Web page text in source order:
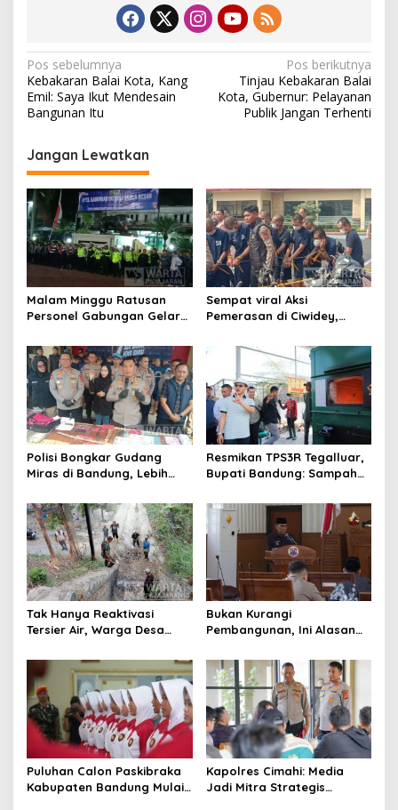
N
a
v
i
g
a
s
i
p
o
s
Pos sebelumnya
Kebakaran Balai Kota, Kang
Emil: Saya Ikut Mendesain
Bangunan Itu
Pos berikutnya
Tinjau Kebakaran Balai
Kota, Gubernur: Pelayanan
Publik Jangan Terhenti
Jangan Lewatkan
Malam Minggu Ratusan
Personel Gabungan Gelar
Besar Kabupaten Bandung
Sempat viral Aksi
Pemerasan di Ciwidey,
Pelaku
Polisi Bongkar Gudang
Miras di Bandung, Lebih
Resmikan TPS3R Tegalluar,
Bupati Bandung: Sampah
Pemerintah
Tak Hanya Reaktivasi
Tersier Air, Warga Desa
Alternatif di Padalarang
Bukan Kurangi
Pembangunan, Ini Alasan
Pengurangan Belanja
Daerah
Puluhan Calon Paskibraka
Kabupaten Bandung Mulai
Kapolres Cimahi: Media
Jadi Mitra Strategis